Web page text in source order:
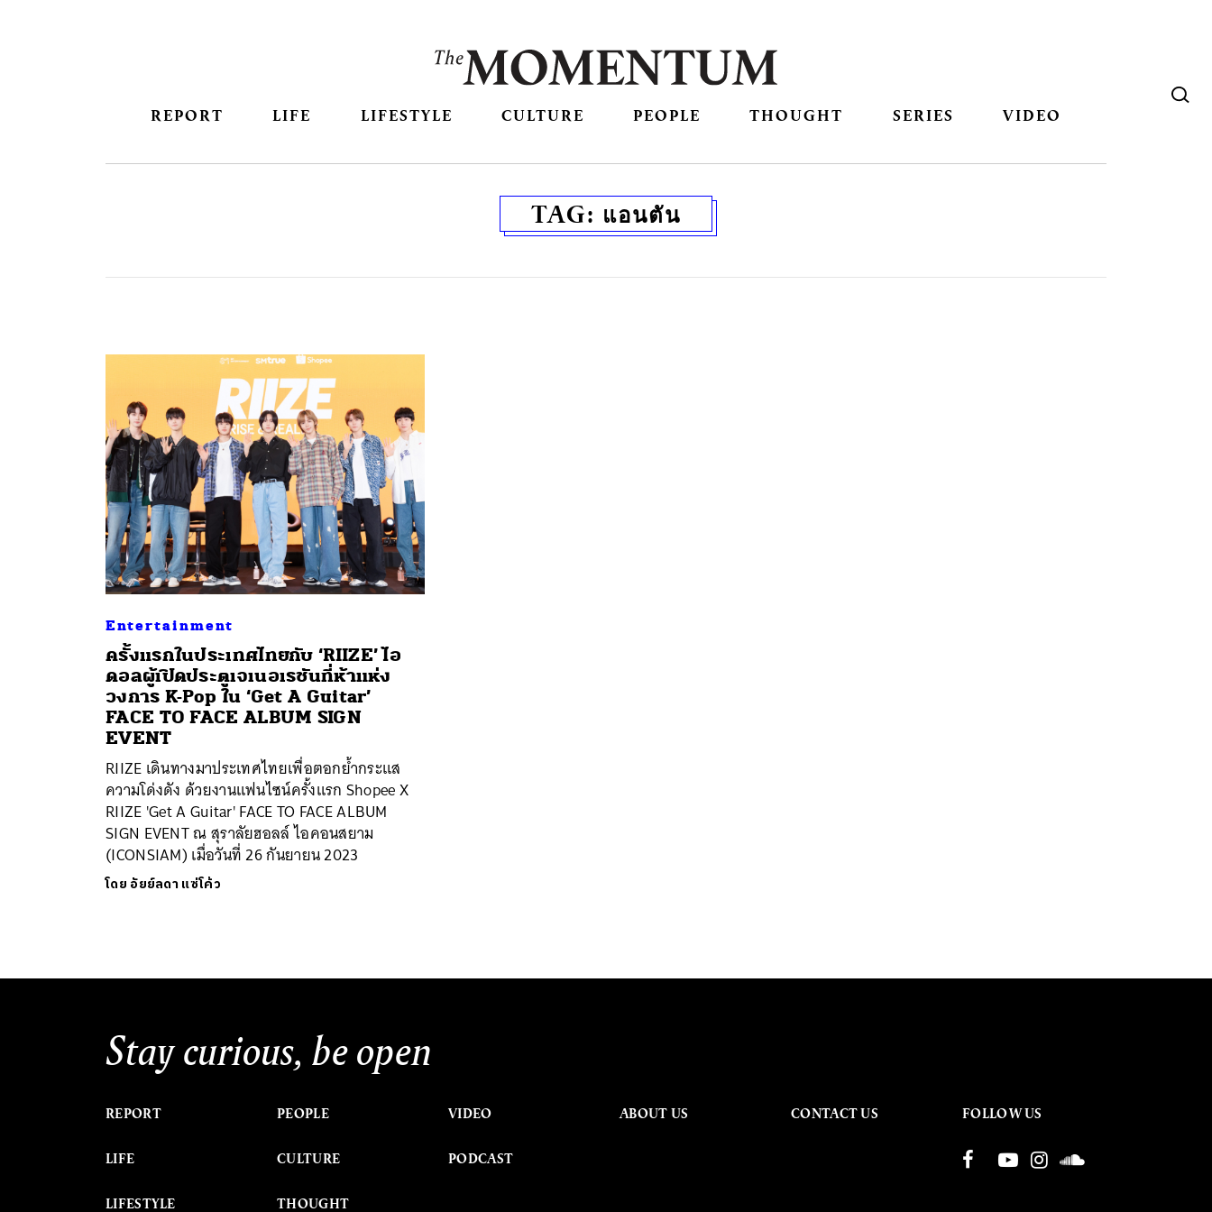
REPORT LIFE LIFESTYLE CULTURE PEOPLE THOUGHT SERIES VIDEO
TAG: แอนตัน
Entertainment
ครั้งแรกในประเทศไทยกับ ‘RIIZE’ ไอ
ดอลผู้เปิดประตูเจเนอเรชันที่ห้าแห่ง
วงการ K-Pop ใน ‘Get A Guitar’
FACE TO FACE ALBUM SIGN
EVENT
RIIZE เดินทางมาประเทศไทยเพื่อตอกย้ำกระแส
ความโด่งดัง ด้วยงานแฟนไซน์ครั้งแรก Shopee X
RIIZE 'Get A Guitar' FACE TO FACE ALBUM
SIGN EVENT ณ สุราลัยฮอลล์ ไอคอนสยาม
(ICONSIAM) เมื่อวันที่ 26 กันยายน 2023
โดย อัยย์ลดา แซ่โค้ว
Stay curious, be open
REPORT
LIFE
LIFESTYLE
PEOPLE
CULTURE
THOUGHT
VIDEO
PODCAST
ABOUT US CONTACT US FOLLOW US